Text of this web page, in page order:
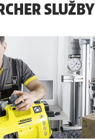
SLUŽBY